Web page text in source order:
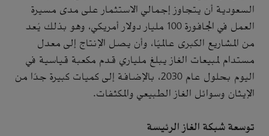
السعودية أن يتجاوز إجمالي الاستثمار على مدى مسيرة
العمل في الجافورة 100 مليار دولار أمريكي، وهو بذلك يُعد
من المشاريع الكبرى عالميًا، وأن يصل الإنتاج إلى معدل
مستدام لمبيعات الغاز يبلغ ملياري قدم مكعبة قياسية في
اليوم بحلول عام 2030، بالإضافة إلى كميات كبيرة جدًا من
الإيثان وسوائل الغاز الطبيعي والمكثفات.
توسعة شبكة الغاز الرئيسة